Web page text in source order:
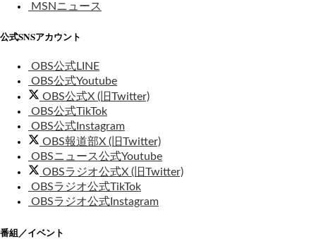
MSNニュース
公式SNSアカウント
OBS公式LINE
OBS公式Youtube
OBS公式X (旧Twitter)
OBS公式TikTok
OBS公式Instagram
OBS報道部X (旧Twitter)
OBSニュース公式Youtube
OBSラジオ公式X (旧Twitter)
OBSラジオ公式TikTok
OBSラジオ公式Instagram
番組／イベント